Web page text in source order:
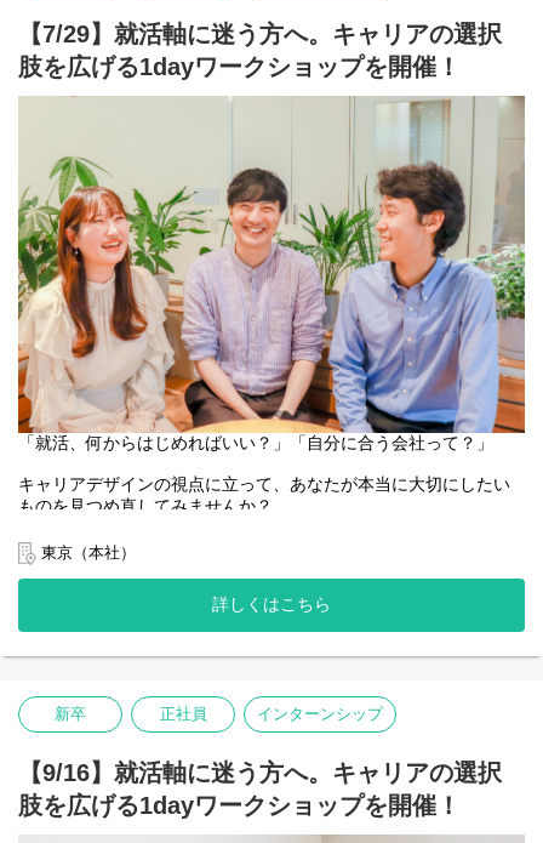
【登壇者】
・株式会社リヴァ 取締役：青木 弘達（公認心理師／社会保険労務
士 有資格者）
・現場で活躍するメンバー
【こんな人におすすめ。一つでも当てはまったらぜひご参加くだ
さい】
・大学で心理、福祉などを学んでおり、その知見を活かしたい
・メンタルヘルス領域に興味があるが、「持続可能なビジネス」
として関わりたい
・業界のパイオニアがどうやって事業展開しているのか、ビジネ
スモデルに関心がある
・資格の活かし方や、対人支援としてのキャリアの築き方
・働く人が「自分らしく進む」ためのインフラをつくる一員にな
りたい
お申込後、順次参加のご案内をさせていただきます。
お住まいの地域や就活のフェーズ、専門知識の有無を問わず、ど
なたでも参加できるオンラインイベントです。
社会課題解決ビジネスの最前線に触れてみたい方は、ぜひお気軽
にご応募ください。
みなさんとお話しできることを楽しみにしております！
自分らしいキャリア、そして社会を良くするビジネスへの第一歩
を、ぜひこのイベントで見つけてください。
【参加方法】
オンライン（zoom）
※詳細は、お申し込みいただいた方にメッセージでお送りいたし
ます！
【服装】
自由（ぜひ私服でご参加ください！）
【参加対象】
全学年対象
【当日のスケジュール】※変更の可能性があります
・会社紹介：代表からソーシャルビジネスのリアルをお伝えしま
す
とお話しいただけます
・今後の流れについてご案内 ※アンケートのご協力をお願いし
【登壇者】
※回により、参加メンバーが変更になる可能性がございます。
【このイベントに参加して得られること】
・「想い」をビジネスにする仕組みの理解：
ン」を代表がお話しします。
・キャリア選択のリアルな視点:
社員の就活時・入社後のリアルな話から、自分のキャリアのヒン
【7/29】就活軸に迷う方へ。キャリアの選択
肢を広げる1dayワークショップを開催！
「就活、何からはじめればいい？」「自分に合う会社って？」
キャリアデザインの視点に立って、あなたが本当に大切にしたい
ものを見つめ直してみませんか？
選びの軸を見つけることは、自分らしく生きる最大の近道になる
はずです。
そんな風に、就活のスタートラインで「自分だけの軸」を探して
いる方にこそ体験してほしい。
本イベントは新卒の皆さま向けのワークショップ、会社紹介、座
少しでも気になるなと思ってくださった方は、気軽にご参加くだ
【 開催日時】
7月29日（水）15:00-18:00
東京（本社）
詳しくはこちら
新卒 正社員 インターンシップ
【9/16】就活軸に迷う方へ。キャリアの選択
肢を広げる1dayワークショップを開催！